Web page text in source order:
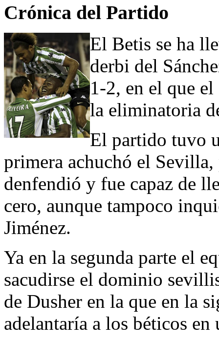
Crónica del Partido
El Betis se ha
derbi del
1-2, en el que
la eliminatoria
El partido tuvo
primera achuchó el
denfendió y fue capaz de
cero, aunque tampoco
Jiménez.
Ya en la segunda parte el
sacudirse el dominio
de Dusher en la que en la
adelantaría a los béticos